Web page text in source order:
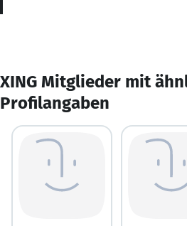
XING Mitglieder mit
Profilangaben